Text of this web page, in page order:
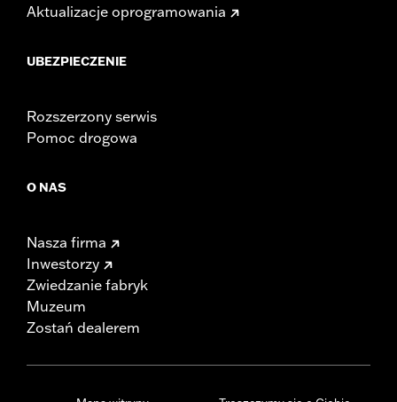
Aktualizacje oprogramowania
UBEZPIECZENIE
Rozszerzony serwis
Pomoc drogowa
O NAS
Nasza firma
Inwestorzy
Zwiedzanie fabryk
Muzeum
Zostań dealerem